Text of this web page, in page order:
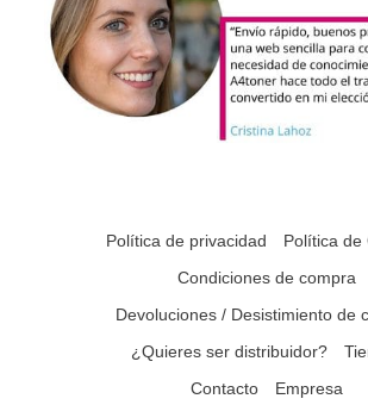
Política de privacidad
Política de
Condiciones de compra
Devoluciones / Desistimiento de
¿Quieres ser distribuidor?
Contacto
Empresa